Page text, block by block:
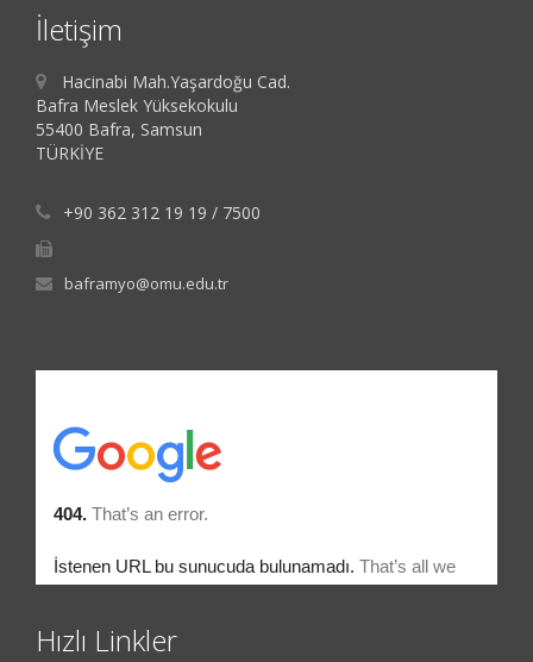
İletişim
Hacinabi Mah.Yaşardoğu Cad.
Bafra Meslek Yüksekokulu
55400 Bafra, Samsun
TÜRKİYE
+90 362 312 19 19 / 7500
baframyo@omu.edu.tr
Hızlı Linkler